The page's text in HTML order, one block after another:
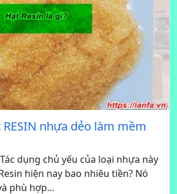
nhựa dẻo làm mềm
dụng chủ yếu của loại nhựa này
hiện nay bao nhiêu tiền? Nó
phù hợp...